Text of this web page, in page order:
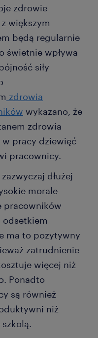
zdrowie
większym
będą regularnie
świetnie wpływa
siły
zdrowia
wykazano, że
zdrowia
w pracy dziewięć
pracownicy.
dłużej
morale
pracowników
odsetkiem
ma to pozytywny
zatrudnienie
więcej niż
Ponadto
są również
niż